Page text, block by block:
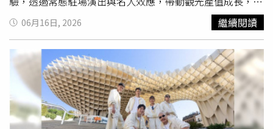
仔細觀看，不難感覺萬點星光在天際中撞擊上升的蓊鬱，彷
彿一群螢火蟲在初夏的歡呼中起飛，穿過重重的黑暗為茶香
照路，欲言又止的昏黃且擠出縷縷輕煙，在飄渺的濃霧中忽
隱忽現，再放任青色宛如流星雨般大快灑落，可說淋漓盡致
了。林育賢台灣岩礦壺「暮色流螢」系列之一。（圖／吳德
亮攝影）林育賢台灣岩礦壺「暮色流螢」系列之二。（圖／
吳德亮攝影）林育賢台灣岩礦壺「暮色流螢」系列之三。
（圖／吳德亮攝影）又如「絹上談梅」，他也娓娓述說了靈
請張凌赫造訪金門只是第一步，未來將進一步發展「影視星
光經濟」，並作為參選金門縣長的重要觀光政策方向。陳玉
珍續指，過去金門曾舉辦夏日海洋音樂季及坑道音樂節，雖
具在地特色，但國際能見度及擴散效益仍有限。隨著兩岸年
輕世代對日本、韓國偶像團體及兩岸知名藝人的高度關注，
正是金門推動星光經濟的契機。陳玉珍提出三大政策方向。
首先是推動跨國藝人常態來金演出，透過邀請知名影視明星
取景、舉辦粉絲見面會，進一步發展季節性駐場演出，鎖定
06月16日, 2026 繼續閱讀